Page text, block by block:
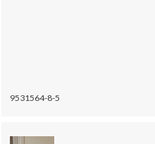
9531564-8-5